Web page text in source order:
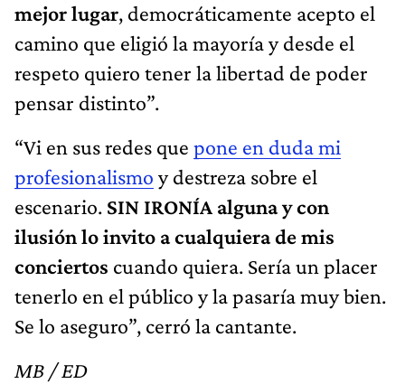
mejor lugar, democráticamente acepto el
camino que eligió la mayoría y desde el
respeto quiero tener la libertad de poder
pensar distinto”.
“Vi en sus redes que pone en duda mi
profesionalismo y destreza sobre el
escenario. SIN IRONÍA alguna y con
ilusión lo invito a cualquiera de mis
conciertos cuando quiera. Sería un placer
tenerlo en el público y la pasaría muy bien.
Se lo aseguro”, cerró la cantante.
MB / ED